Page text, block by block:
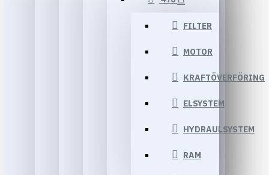
FILTER
MOTOR
KRAFTÖVERFÖRING
ELSYSTEM
HYDRAULSYSTEM
RAM